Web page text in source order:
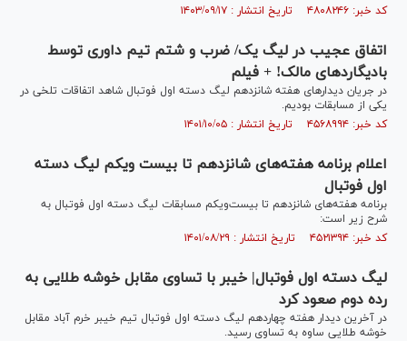
کد خبر: ۴۸۰۸۲۴۶ تاریخ انتشار : ۱۴۰۳/۰۹/۱۷
اتفاق عجیب در لیگ یک/ ضرب و شتم تیم داوری توسط
بادیگاردهای مالک! + فیلم
در جریان دیدارهای هفته شانزدهم لیگ دسته اول فوتبال شاهد اتفاقات تلخی در
یکی از مسابقات بودیم.
کد خبر: ۴۵۶۸۹۹۴ تاریخ انتشار : ۱۴۰۱/۱۰/۰۵
اعلام برنامه هفته‌‌های شانزدهم تا بیست ویکم لیگ دسته
اول فوتبال
برنامه هفته‌های شانزدهم تا بیست‌ویکم مسابقات لیگ دسته اول فوتبال به
شرح زیر است:
کد خبر: ۴۵۲۱۳۹۴ تاریخ انتشار : ۱۴۰۱/۰۸/۲۹
لیگ دسته اول فوتبال| خیبر با تساوی مقابل خوشه طلایی به
رده دوم صعود کرد
در آخرین دیدار هفته چهاردهم لیگ دسته اول فوتبال تیم خیبر خرم آباد مقابل
خوشه طلایی ساوه به تساوی رسید.